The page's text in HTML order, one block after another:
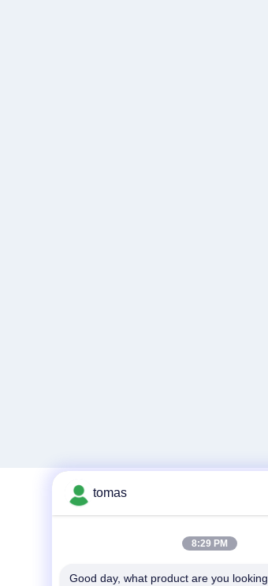
Γρήγορη επικοινωνία
tomas
8:29 PM
Good day, what product are you looking